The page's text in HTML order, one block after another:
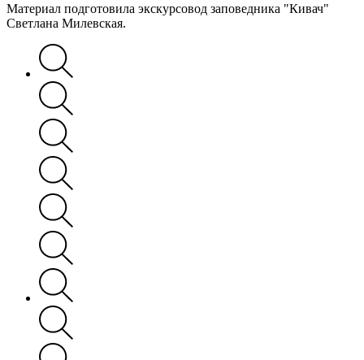
Материал подготовила экскурсовод заповедника "Кивач"
Светлана Милевская.